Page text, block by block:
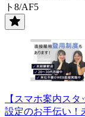
ト8/AF5
【スマホ案内ス
設定のお手伝い